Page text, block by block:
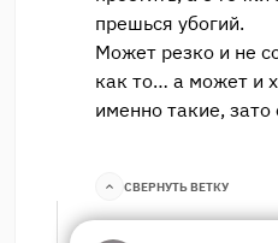
прешься убогий.
Может резко и не
как то… а может и
именно такие,
СВЕРНУТЬ ВЕТКУ